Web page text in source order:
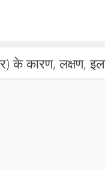
के कारण, लक्षण,